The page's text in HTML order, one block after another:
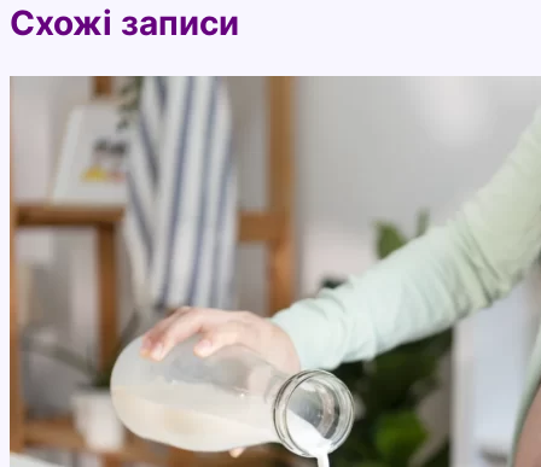
Схожі записи